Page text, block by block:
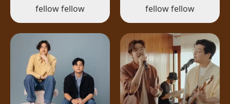
fellow fellow fellow fellow